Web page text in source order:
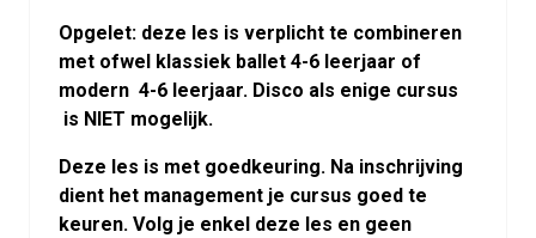
Opgelet: deze les is verplicht te combineren
met ofwel klassiek ballet 4-6 leerjaar of
modern 4-6 leerjaar. Disco als enige cursus
is NIET mogelijk.
Deze les is met goedkeuring. Na inschrijving
dient het management je cursus goed te
keuren. Volg je enkel deze les en geen